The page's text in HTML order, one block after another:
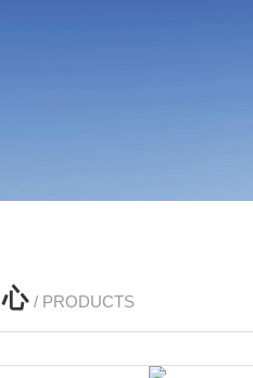
/ PRODUCTS